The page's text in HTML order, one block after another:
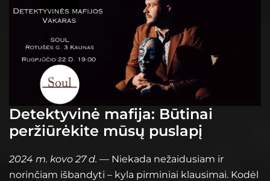
Detektyvinė mafija: Būtinai
peržiūrėkite mūsų puslapį
2024 m. kovo 27 d. — Niekada nežaidusiam ir
norinčiam išbandyti – kyla pirminiai klausimai. Kodėl